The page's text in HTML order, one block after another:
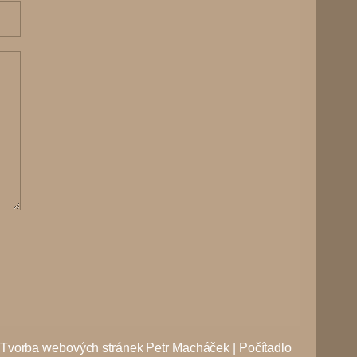
Tvorba webových stránek Petr Macháček Počítadlo